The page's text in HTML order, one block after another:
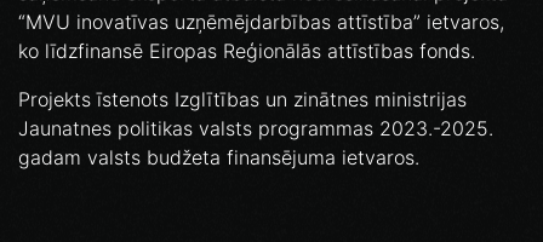
“MVU inovatīvas uzņēmējdarbības attīstība” ietvaros,
ko līdzfinansē Eiropas Reģionālās attīstības fonds.
Projekts īstenots Izglītības un zinātnes ministrijas
Jaunatnes politikas valsts programmas 2023.-2025.
gadam valsts budžeta finansējuma ietvaros.